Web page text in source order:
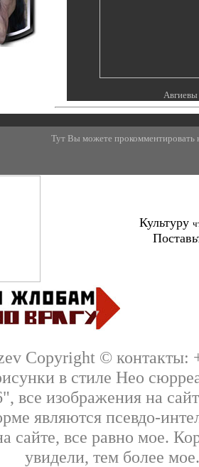
Тут Вы можете
Культуру
Copyright © контакты:
в стиле Нео
все изображения на
являются псевдо-
сайте, все равно мое.
увидели, тем более